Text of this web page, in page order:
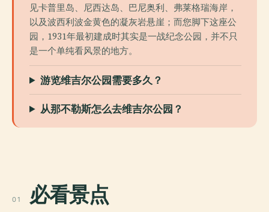
见卡普里岛、尼西达岛、巴尼奥利、弗莱格瑞海岸，
以及波西利波金黄色的凝灰岩悬崖；而您脚下这座公
园，1931年最初建成时其实是一战纪念公园，并不只
是一个单纯看风景的地方。
游览维吉尔公园需要多久？
从那不勒斯怎么去维吉尔公园？
01 必看景点